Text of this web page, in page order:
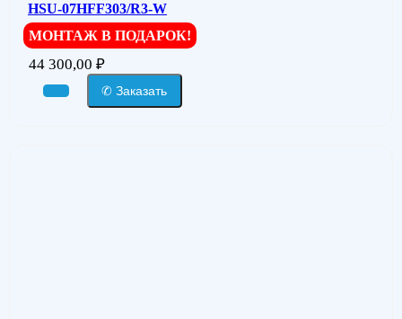
HSU-07HFF303/R3-W
МОНТАЖ В ПОДАРОК!
44 300,00 ₽
✆ Заказать